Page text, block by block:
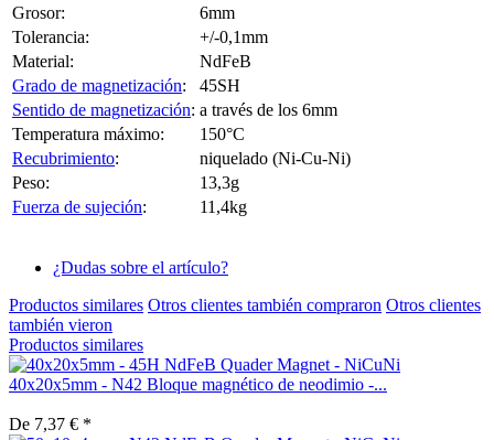
Grosor:
6mm
Tolerancia:
+/-0,1mm
Material:
NdFeB
Grado de magnetización:
45SH
Sentido de magnetización: a través de los 6mm
Temperatura máximo:
150°C
Recubrimiento:
niquelado (Ni-Cu-Ni)
Peso:
13,3g
Fuerza de sujeción: 11,4kg
¿Dudas sobre el artículo?
Productos similares Otros clientes también compraron Otros clientes
también vieron
Productos similares
40x20x5mm - N42 Bloque magnético de neodimio -...
De 7,37 € *